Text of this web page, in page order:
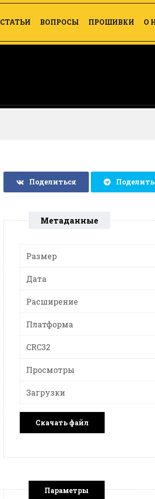
СТАТЬИ ВОПРОСЫ ПРОШИВКИ О
Поделиться
Метаданные
Размер
Дата
Расширение
Платформа
CRC32
Просмотры
Загрузки
Скачать файл
Параметры